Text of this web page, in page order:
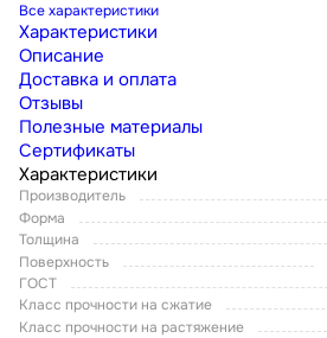
Все характеристики
Характеристики
Описание
Доставка и оплата
Отзывы
Полезные материалы
Сертификаты
Характеристики
Производитель
Форма
Толщина
Поверхность
ГОСТ
Класс прочности на сжатие
Класс прочности на растяжение